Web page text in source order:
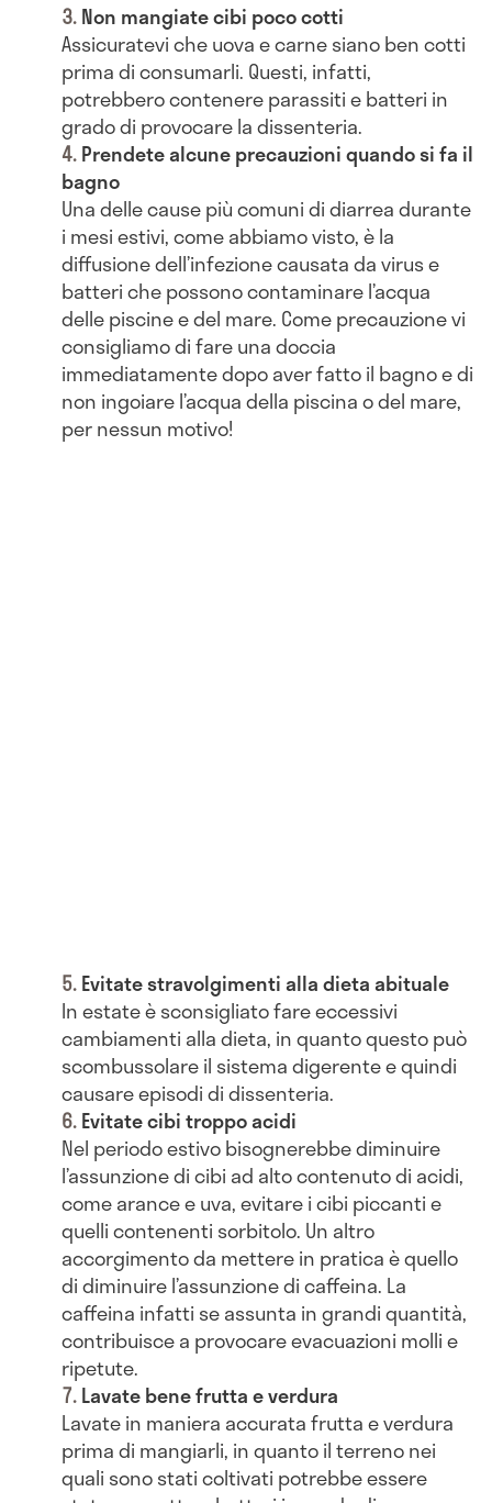
Non mangiate cibi poco cotti
Assicuratevi che uova e carne siano ben cotti
prima di consumarli. Questi, infatti,
potrebbero contenere parassiti e batteri in
grado di provocare la dissenteria.
Prendete alcune precauzioni quando si fa il
bagno
Una delle cause più comuni di diarrea durante
i mesi estivi, come abbiamo visto, è la
diffusione dell’infezione causata da virus e
batteri che possono contaminare l’acqua
delle piscine e del mare. Come precauzione vi
consigliamo di fare una doccia
immediatamente dopo aver fatto il bagno e di
non ingoiare l’acqua della piscina o del mare,
per nessun motivo!
Evitate stravolgimenti alla dieta abituale
In estate è sconsigliato fare eccessivi
cambiamenti alla dieta, in quanto questo può
scombussolare il sistema digerente e quindi
causare episodi di dissenteria.
Evitate cibi troppo acidi
Nel periodo estivo bisognerebbe diminuire
l’assunzione di cibi ad alto contenuto di acidi,
come arance e uva, evitare i cibi piccanti e
quelli contenenti sorbitolo. Un altro
accorgimento da mettere in pratica è quello
di diminuire l’assunzione di caffeina. La
caffeina infatti se assunta in grandi quantità,
contribuisce a provocare evacuazioni molli e
ripetute.
Lavate bene frutta e verdura
Lavate in maniera accurata frutta e verdura
prima di mangiarli, in quanto il terreno nei
quali sono stati coltivati potrebbe essere